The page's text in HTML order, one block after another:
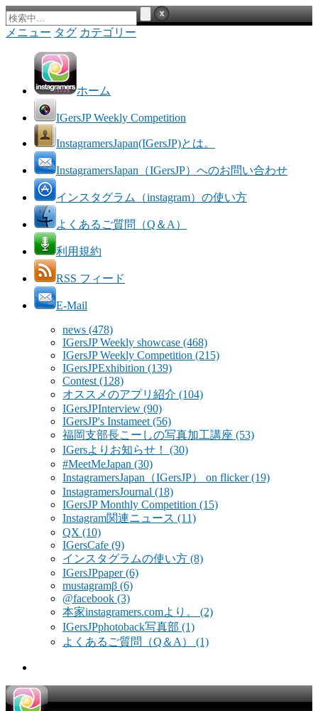
メニュー タグ カテゴリー
ホーム
IGersJP Weekly Competition
InstagramersJapan(IGersJP)とは。
InstagramersJapan（IGersJP）へのお問い合わせ
インスタグラム（instagram）の使い方
よくあるご質問（Q＆A）
利用規約
RSS フィード
E-Mail
news (478)
IGersJP Weekly showcase (468)
IGersJP Weekly Competition (215)
IGersJPExhibition (139)
Contest (128)
オススメのアプリ紹介 (104)
IGersJPInterview (90)
IGersJP's Instameet (56)
福岡支部長こーしの写真加工講座 (53)
IGersよりお知らせ！ (30)
#MeetMeJapan (30)
InstagramersJapan（IGersJP） on flicker(19)
InstagramersJournal (18)
IGersJP Monthly Competition (15)
Instagram関連ニュース (11)
QX (10)
IGersCafe (9)
インスタグラムの使い方 (8)
IGersJPpaper(6)
mustagramβ (6)
@facebook (3)
本家instagramers.comより。 (2)
IGersJPphotoback写真部 (1)
よくあるご質問（Q＆A） (1)